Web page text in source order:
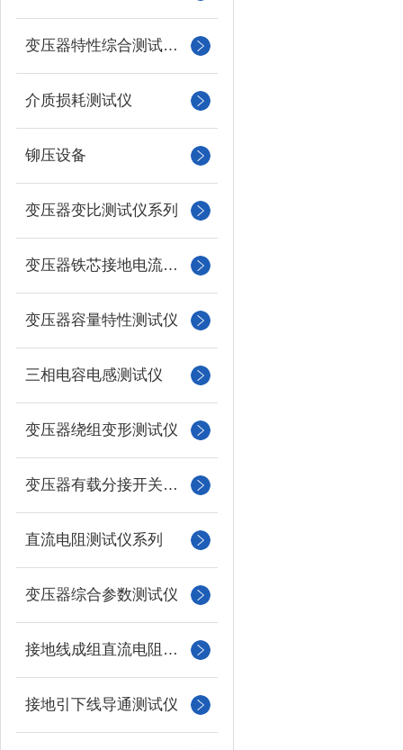
变压器特性综合测试台系列
介质损耗测试仪
铆压设备
变压器变比测试仪系列
变压器铁芯接地电流测试仪
变压器容量特性测试仪
三相电容电感测试仪
变压器绕组变形测试仪
变压器有载分接开关测试仪
直流电阻测试仪系列
变压器综合参数测试仪
接地线成组直流电阻测试仪
接地引下线导通测试仪